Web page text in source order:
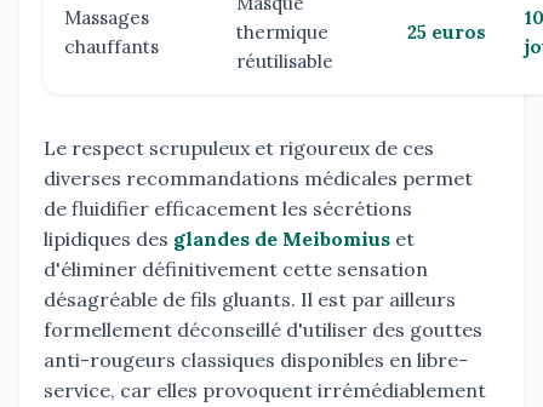
Massages
chauffants
thermique
réutilisable
25 euros
Le respect scrupuleux et rigoureux de ces
diverses recommandations médicales permet
de fluidifier efficacement les sécrétions
lipidiques des glandes de Meibomius et
d'éliminer définitivement cette sensation
désagréable de fils gluants. Il est par ailleurs
formellement déconseillé d'utiliser des gouttes
anti-rougeurs classiques disponibles en libre-
service, car elles provoquent irrémédiablement